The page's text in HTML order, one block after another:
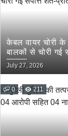
केबल वायर चोरी के
बालकों से चोरी गई
July 27, 2026
0 211